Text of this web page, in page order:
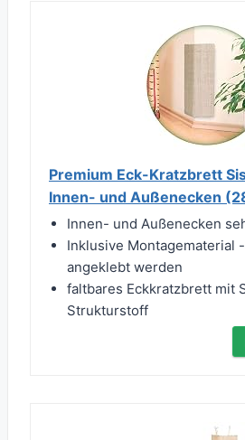
Premium Eck-Kratzbrett
Innen- und Außenecken
Innen- und Außenecken
Inklusive Montagematerial
angeklebt werden
faltbares Eckkratzbrett mit
Strukturstoff